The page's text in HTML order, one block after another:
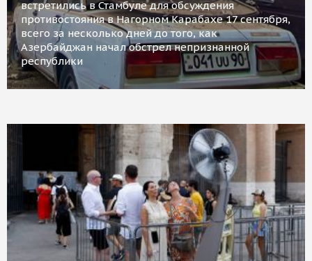
встретились в Стамбуле для обсуждения
противостояния в Нагорном Карабахе 17 сентября,
всего за несколько дней до того, как
Азербайджан начал обстрел непризнанной
республики